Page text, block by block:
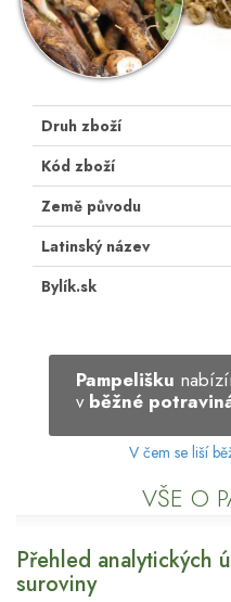
Druh zboží
Kód zboží
Země původu
Latinský název
Bylík.sk
Pampelišku
v běžné
V čem se liší
VŠE O
Přehled analytických
suroviny